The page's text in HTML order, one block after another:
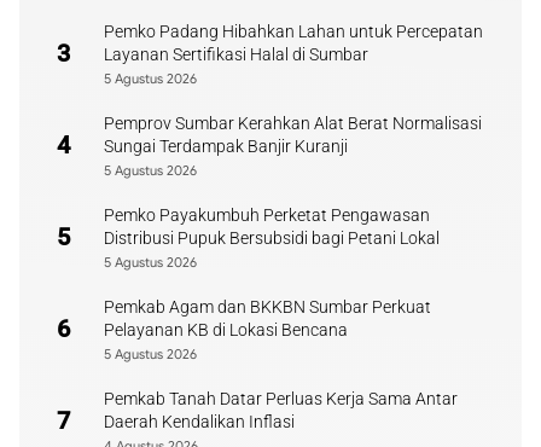
3
Pemko Padang Hibahkan Lahan untuk Percepatan
Layanan Sertifikasi Halal di Sumbar
5 Agustus 2026
4
Pemprov Sumbar Kerahkan Alat Berat Normalisasi
Sungai Terdampak Banjir Kuranji
5 Agustus 2026
5
Pemko Payakumbuh Perketat Pengawasan
Distribusi Pupuk Bersubsidi bagi Petani Lokal
5 Agustus 2026
6
Pemkab Agam dan BKKBN Sumbar Perkuat
Pelayanan KB di Lokasi Bencana
5 Agustus 2026
7
Pemkab Tanah Datar Perluas Kerja Sama Antar
Daerah Kendalikan Inflasi